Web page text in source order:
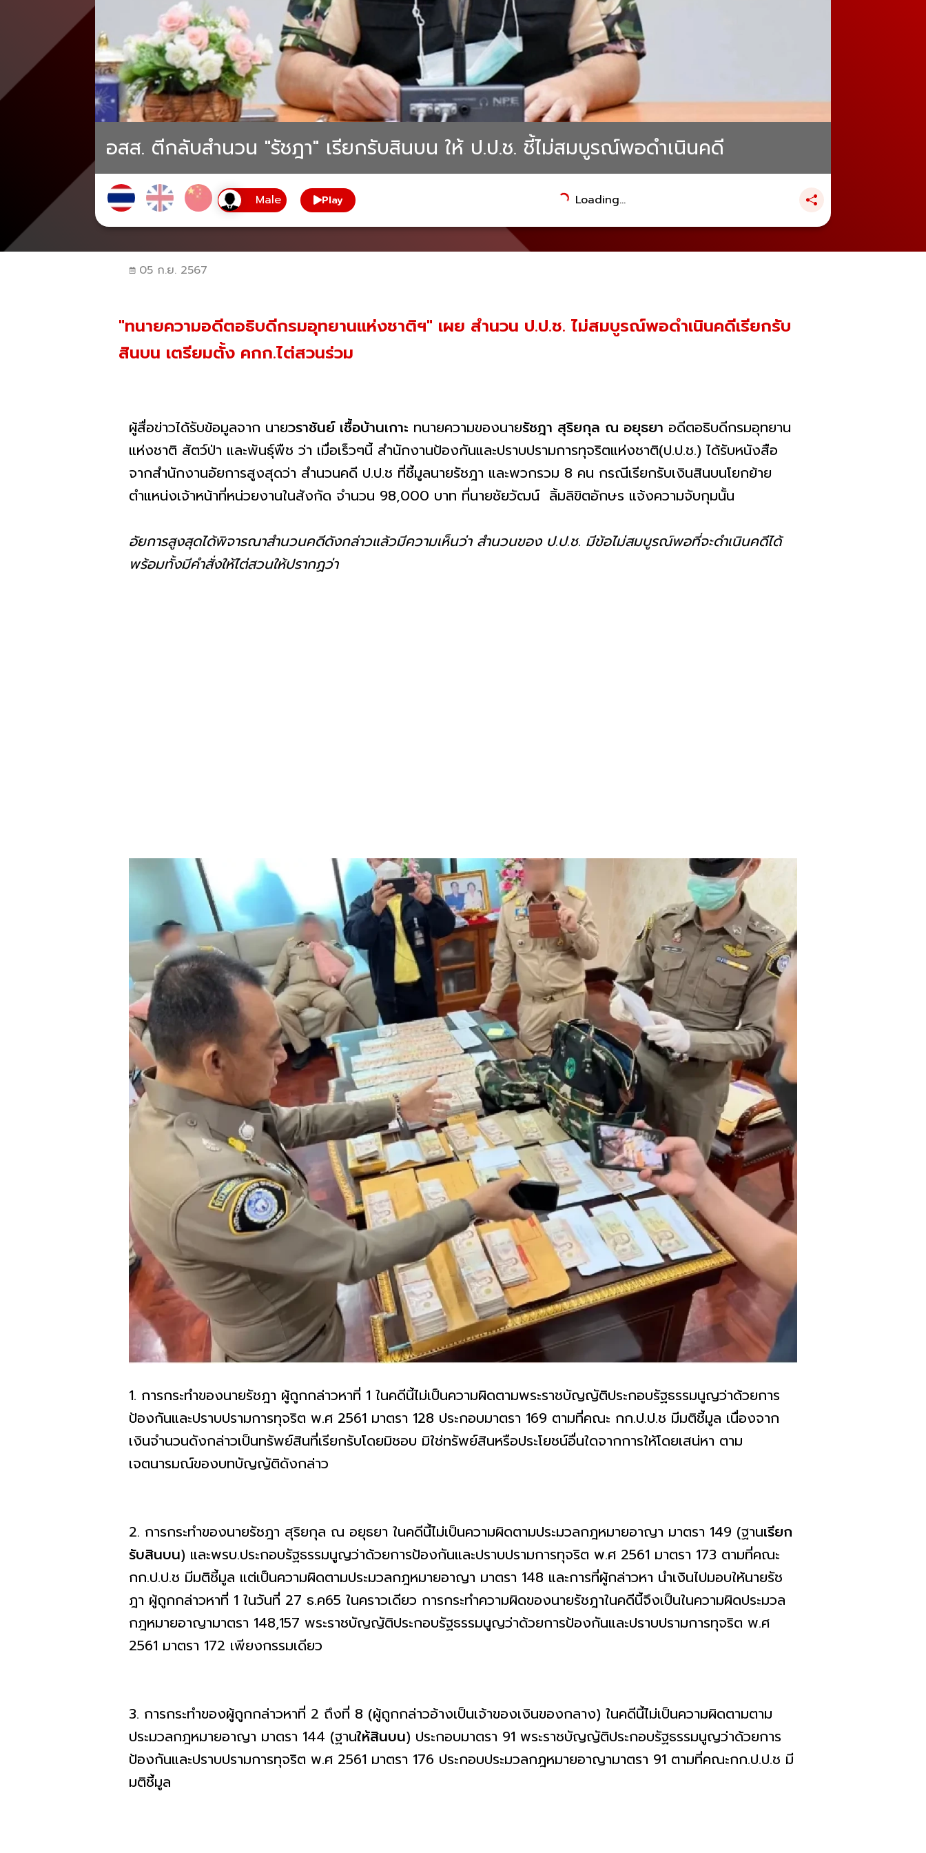
อสส. ตีกลับสำนวน "รัชฎา" เรียกรับสินบน ให้ ป.ป.ช. ชี้ไม่สมบูรณ์พอดำเนินคดี
Play Loading...
05 ก.ย. 2567
"ทนายความอดีตอธิบดีกรมอุทยานแห่งชาติฯ" เผย สำนวน ป.ป.ช. ไม่สมบูรณ์พอดำเนินคดีเรียกรับ
สินบน เตรียมตั้ง คกก.ไต่สวนร่วม
ผู้สื่อข่าวได้รับข้อมูลจาก นายวราชันย์ เชื้อบ้านเกาะ ทนายความของนายรัชฎา สุริยกุล ณ อยุธยา อดีตอธิบดีกรมอุทยาน
แห่งชาติ สัตว์ป่า และพันธุ์พืช ว่า เมื่อเร็วๆนี้ สำนักงานป้องกันและปราบปรามการทุจริตแห่งชาติ(ป.ป.ช.) ได้รับหนังสือ
จากสำนักงานอัยการสูงสุดว่า สำนวนคดี ป.ป.ช ที่ชี้มูลนายรัชฎา และพวกรวม 8 คน กรณีเรียกรับเงินสินบนโยกย้าย
ตำแหน่งเจ้าหน้าที่หน่วยงานในสังกัด จำนวน 98,000 บาท ที่นายชัยวัฒน์ ลิ้มลิขิตอักษร แจ้งความจับกุมนั้น
อัยการสูงสุดได้พิจารณาสำนวนคดีดังกล่าวแล้วมีความเห็นว่า สำนวนของ ป.ป.ช. มีข้อไม่สมบูรณ์พอที่จะดำเนินคดีได้
พร้อมทั้งมีคำสั่งให้ไต่สวนให้ปรากฏว่า
1. การกระทำของนายรัชฎา ผู้ถูกกล่าวหาที่ 1 ในคดีนี้ไม่เป็นความผิดตามพระราชบัญญัติประกอบรัฐธรรมนูญว่าด้วยการ
ป้องกันและปราบปรามการทุจริต พ.ศ 2561 มาตรา 128 ประกอบมาตรา 169 ตามที่คณะ กก.ป.ป.ช มีมติชี้มูล เนื่องจาก
เงินจำนวนดังกล่าวเป็นทรัพย์สินที่เรียกรับโดยมิชอบ มิใช่ทรัพย์สินหรือประโยชน์อื่นใดจากการให้โดยเสน่หา ตาม
เจตนารมณ์ของบทบัญญัติดังกล่าว
2. การกระทำของนายรัชฎา สุริยกุล ณ อยุธยา ในคดีนี้ไม่เป็นความผิดตามประมวลกฎหมายอาญา มาตรา 149 (ฐานเรียก
รับสินบน) และพรบ.ประกอบรัฐธรรมนูญว่าด้วยการป้องกันและปราบปรามการทุจริต พ.ศ 2561 มาตรา 173 ตามที่คณะ
กก.ป.ป.ช มีมติชี้มูล แต่เป็นความผิดตามประมวลกฎหมายอาญา มาตรา 148 และการที่ผู้กล่าวหา นำเงินไปมอบให้นายรัช
ฎา ผู้ถูกกล่าวหาที่ 1 ในวันที่ 27 ธ.ค65 ในคราวเดียว การกระทำความผิดของนายรัชฎาในคดีนี้จึงเป็นในความผิดประมวล
กฎหมายอาญามาตรา 148,157 พระราชบัญญัติประกอบรัฐธรรมนูญว่าด้วยการป้องกันและปราบปรามการทุจริต พ.ศ
2561 มาตรา 172 เพียงกรรมเดียว
3. การกระทำของผู้ถูกกล่าวหาที่ 2 ถึงที่ 8 (ผู้ถูกกล่าวอ้างเป็นเจ้าของเงินของกลาง) ในคดีนี้ไม่เป็นความผิดตามตาม
ประมวลกฎหมายอาญา มาตรา 144 (ฐานให้สินบน) ประกอบมาตรา 91 พระราชบัญญัติประกอบรัฐธรรมนูญว่าด้วยการ
ป้องกันและปราบปรามการทุจริต พ.ศ 2561 มาตรา 176 ประกอบประมวลกฎหมายอาญามาตรา 91 ตามที่คณะกก.ป.ป.ช มี
มติชี้มูล